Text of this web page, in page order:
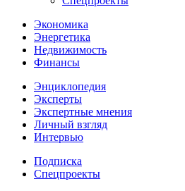
Экономика
Энергетика
Недвижимость
Финансы
Энциклопедия
Эксперты
Экспертные мнения
Личный взгляд
Интервью
Подписка
Спецпроекты